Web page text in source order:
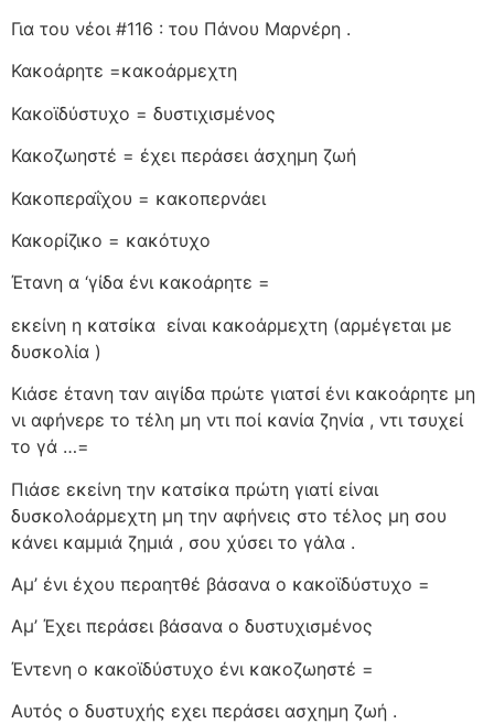
Για του νέοι #116 : του Πάνου Μαρνέρη .
Κακοάρητε =κακοάρμεχτη
Κακοϊδύστυχο = δυστιχισμένος
Κακοζωηστέ = έχει περάσει άσχημη ζωή
Κακοπεραΐχου = κακοπερνάει
Κακορίζικο = κακότυχο
Έτανη α ‘γίδα ένι κακοάρητε =
εκείνη η κατσίκα είναι κακοάρμεχτη (αρμέγεται με
δυσκολία )
Κιάσε έτανη ταν αιγίδα πρώτε γιατσί ένι κακοάρητε μη
νι αφήνερε το τέλη μη ντι ποί κανία ζηνία , ντι τσυχεί
το γά …=
Πιάσε εκείνη την κατσίκα πρώτη γιατί είναι
δυσκολοάρμεχτη μη την αφήνεις στο τέλος μη σου
κάνει καμμιά ζημιά , σου χύσει το γάλα .
Αμ’ ένι έχου περαητθέ βάσανα ο κακοϊδύστυχο =
Αμ’ Έχει περάσει βάσανα ο δυστυχισμένος
Έντενη ο κακοϊδύστυχο ένι κακοζωηστέ =
Αυτός ο δυστυχής εχει περάσει ασχημη ζωή .